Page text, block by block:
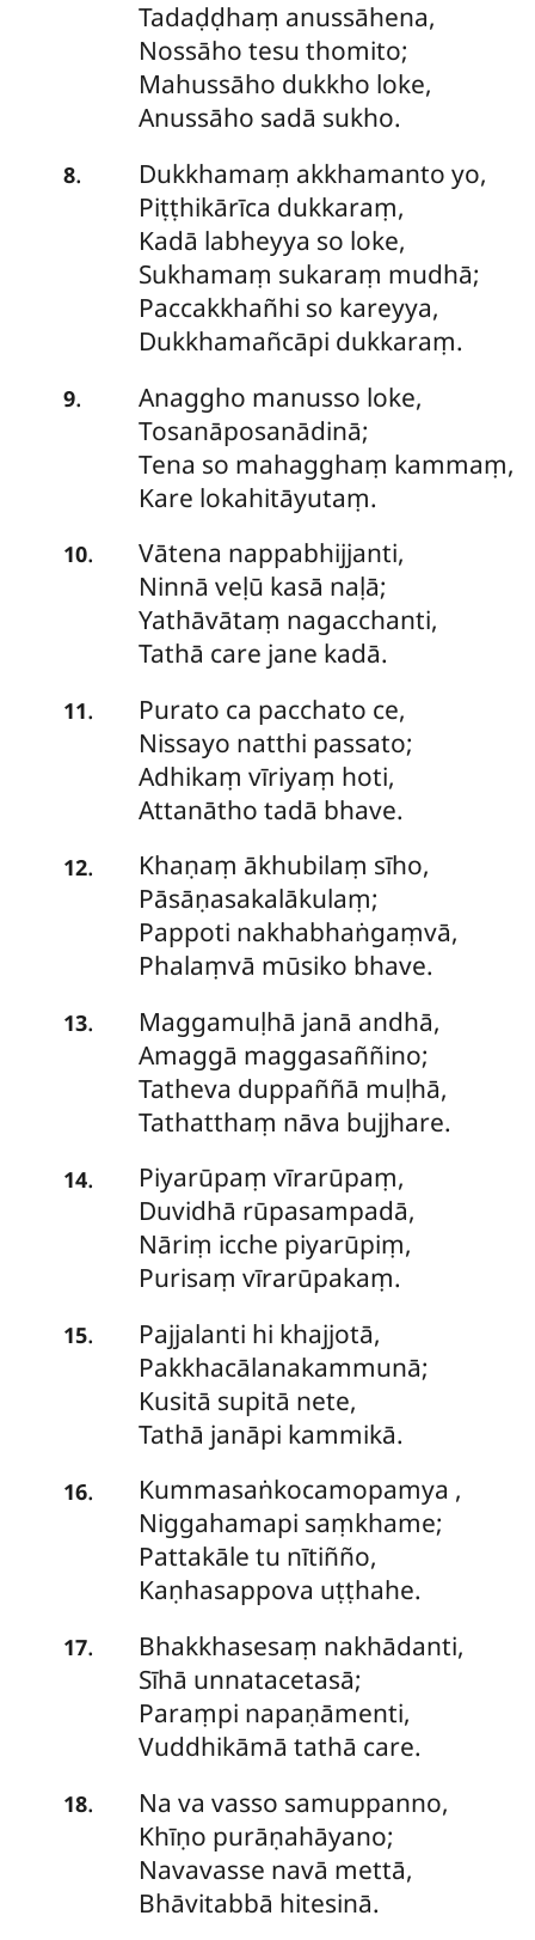
Tadaḍḍhaṃ anussāhena,
Nossāho tesu thomito;
Mahussāho dukkho loke,
Anussāho sadā sukho.
8. Dukkhamaṃ akkhamanto yo,
Piṭṭhikārīca dukkaraṃ,
Kadā labheyya so loke,
Sukhamaṃ sukaraṃ mudhā;
Paccakkhañhi so kareyya,
Dukkhamañcāpi dukkaraṃ.
9. Anaggho manusso loke,
Tosanāposanādinā;
Tena so mahagghaṃ kammaṃ,
Kare lokahitāyutaṃ.
10. Vātena nappabhijjanti,
Ninnā veḷū kasā naḷā;
Yathāvātaṃ nagacchanti,
Tathā care jane kadā.
11. Purato ca pacchato ce,
Nissayo natthi passato;
Adhikaṃ vīriyaṃ hoti,
Attanātho tadā bhave.
12. Khaṇaṃ ākhubilaṃ sīho,
Pāsāṇasakalākulaṃ;
Pappoti nakhabhaṅgaṃvā,
Phalaṃvā mūsiko bhave.
13. Maggamuḷhā janā andhā,
Amaggā maggasaññino;
Tatheva duppaññā muḷhā,
Tathatthaṃ nāva bujjhare.
14. Piyarūpaṃ vīrarūpaṃ,
Duvidhā rūpasampadā,
Nāriṃ icche piyarūpiṃ,
Purisaṃ vīrarūpakaṃ.
15. Pajjalanti hi khajjotā,
Pakkhacālanakammunā;
Kusitā supitā nete,
Tathā janāpi kammikā.
16. Kummasaṅkocamopamya ,
Niggahamapi saṃkhame;
Pattakāle tu nītiñño,
Kaṇhasappova uṭṭhahe.
17. Bhakkhasesaṃ nakhādanti,
Sīhā unnatacetasā;
Paraṃpi napaṇāmenti,
Vuddhikāmā tathā care.
18. Na va vasso samuppanno,
Khīṇo purāṇahāyano;
Navavasse navā mettā,
Bhāvitabbā hitesinā.